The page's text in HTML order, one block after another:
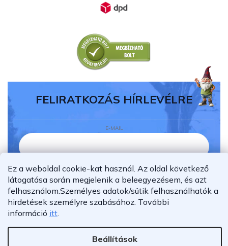
Ez a weboldal cookie-kat használ. Az oldal következő
látogatása során megjelenik a beleegyezésem, és azt
felhasználom.Személyes adatok/sütik felhasználhatók a
hirdetések személyre szabásához. További
információ itt.
Beállítások
FELIRATKOZÁS HÍRLEVÉLRE
E-MAIL
Elolvastam és megértettem azadatvédelmi
nyilatkozatot.
Feliratkozás
Shoptet Premium készítette